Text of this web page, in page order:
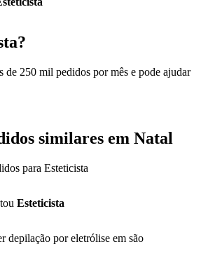
de 250 mil pedidos por mês e pode ajudar
similares em Natal
para Esteticista
Esteticista
depilação por eletrólise em são